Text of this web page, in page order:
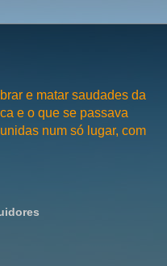
e matar saudades da
e o que se passava
num só lugar, com